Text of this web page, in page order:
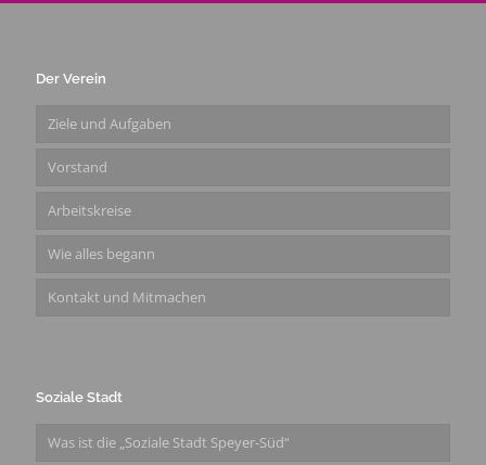
Der Verein
Ziele und Aufgaben
Vorstand
Arbeitskreise
Wie alles begann
Kontakt und Mitmachen
Soziale Stadt
Was ist die „Soziale Stadt Speyer-Süd“